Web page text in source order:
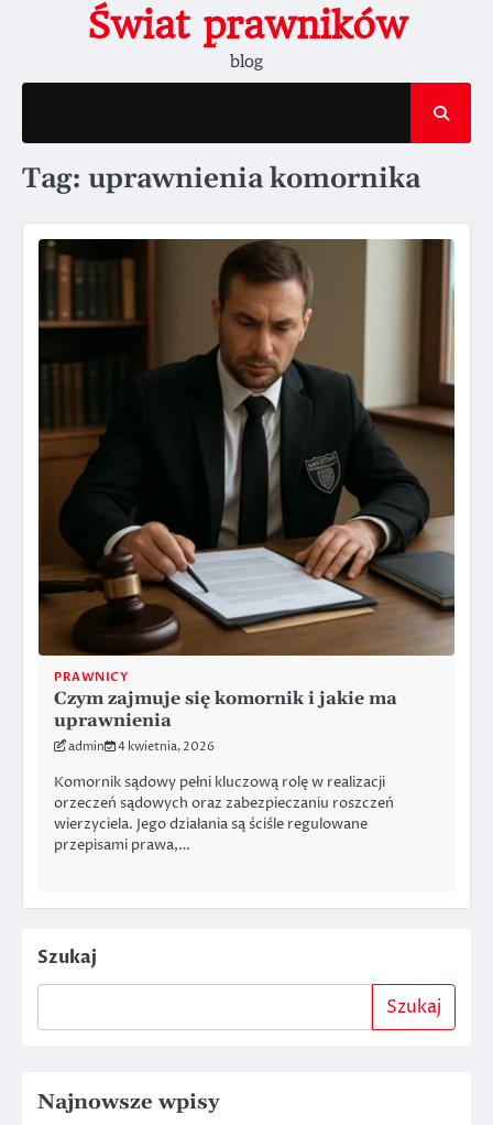
Świat prawników
blog
Tag: uprawnienia komornika
PRAWNICY
Czym zajmuje się komornik i jakie ma
uprawnienia
admin 4 kwietnia, 2026
Komornik sądowy pełni kluczową rolę w realizacji
orzeczeń sądowych oraz zabezpieczaniu roszczeń
wierzyciela. Jego działania są ściśle regulowane
przepisami prawa,…
Szukaj
Szukaj
Najnowsze wpisy